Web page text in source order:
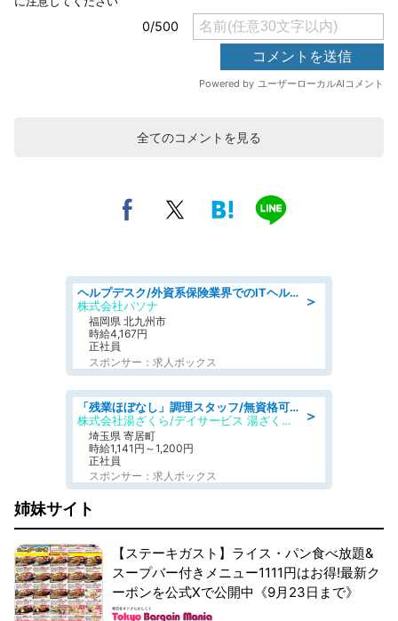
全てのコメントを見る
＞
ヘルプデスク/外資系保険業界でのITヘルプデスク業務/駅近/即日勤務可/ヘルプデスク
株式会社パソナ
福岡県 北九州市
時給4,167円
正社員
スポンサー：求人ボックス
＞
「残業ほぼなし」調理スタッフ/無資格可/正職員/日勤のみ/デイサービス/社会保障完備
株式会社湯ざくら/デイサービス 湯ざくらケアリゾート
埼玉県 寄居町
時給1,141円～1,200円
正社員
スポンサー：求人ボックス
姉妹サイト
【ステーキガスト】ライス・パン食べ放題&
スープバー付きメニュー1111円はお得!最新ク
ーポンを公式Xで公開中《9月23日まで》